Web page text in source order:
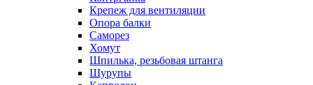
Крепеж для вентиляции
Опора балки
Саморез
Хомут
Шпилька, резьбовая штанга
Шурупы